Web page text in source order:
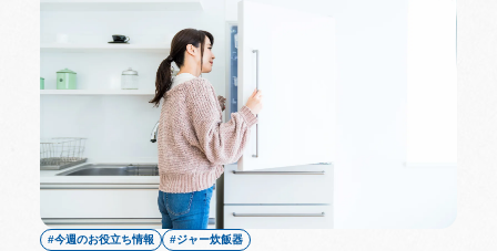
今週のお役立ち情報 ジャー炊飯器